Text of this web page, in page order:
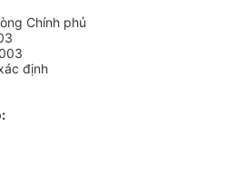
Chính phủ
định